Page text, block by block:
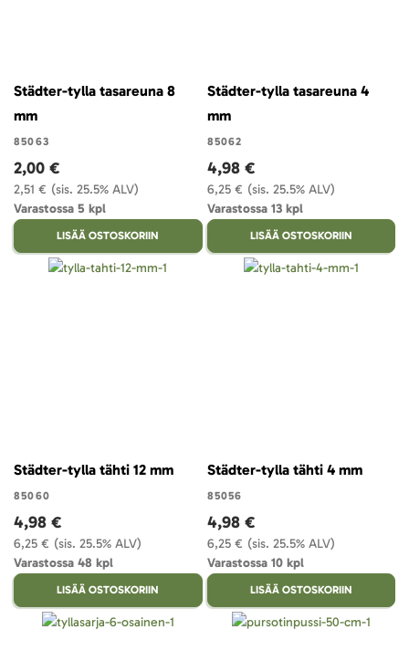
Städter-tylla tasareuna 8
mm
85063
(sis. 25.5% ALV)
2,51 €
2,00 €
Varastossa 5 kpl
LISÄÄ OSTOSKORIIN
Städter-tylla tasareuna 4
mm
85062
(sis. 25.5% ALV)
6,25 €
4,98 €
Varastossa 13 kpl
LISÄÄ OSTOSKORIIN
Städter-tylla tähti 12 mm
85060
(sis. 25.5% ALV)
6,25 €
4,98 €
Varastossa 48 kpl
LISÄÄ OSTOSKORIIN
Städter-tylla tähti 4 mm
85056
(sis. 25.5% ALV)
6,25 €
4,98 €
Varastossa 10 kpl
LISÄÄ OSTOSKORIIN